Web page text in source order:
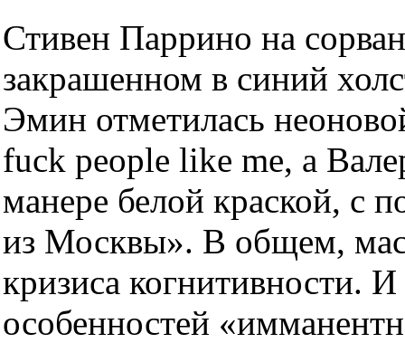
Стивен Паррино на
закрашенном в синий
Эмин отметилась
fuck people like me, а
манере белой краской, с
из Москвы». В общем,
кризиса когнитивности.
особенностей